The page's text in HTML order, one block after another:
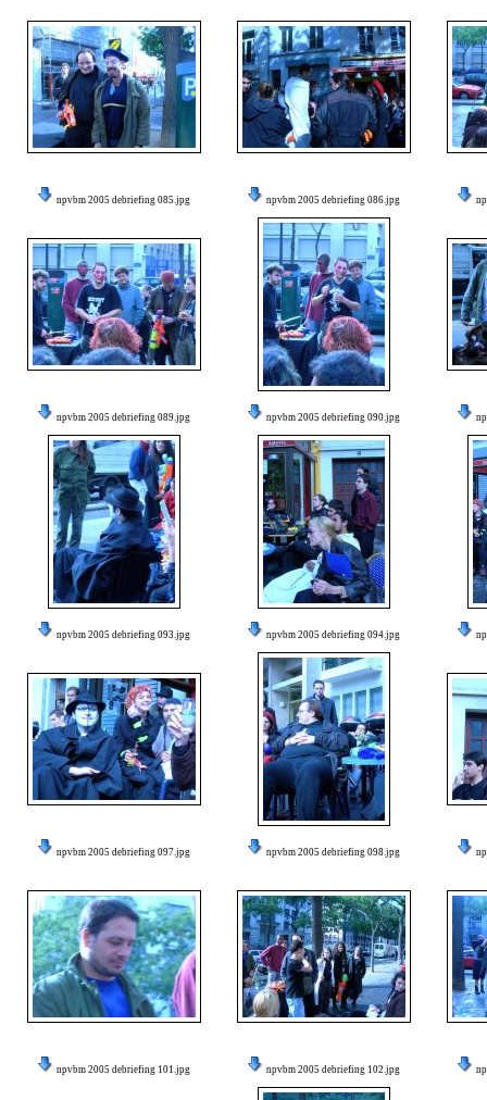
npvbm 2005 debriefing 085.jpg npvbm 2005 debriefing 086.jpg
npvbm 2005 debriefing 089.jpg npvbm 2005 debriefing 090.jpg
npvbm 2005 debriefing 093.jpg npvbm 2005 debriefing 094.jpg
npvbm 2005 debriefing 097.jpg npvbm 2005 debriefing 098.jpg
npvbm 2005 debriefing 101.jpg npvbm 2005 debriefing 102.jpg